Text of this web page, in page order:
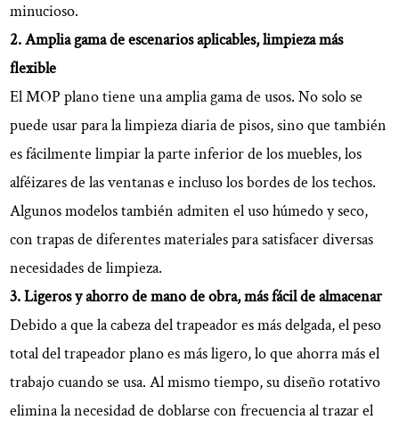
minucioso.
2. Amplia gama de escenarios aplicables, limpieza más
flexible
El MOP plano tiene una amplia gama de usos. No solo se
puede usar para la limpieza diaria de pisos, sino que también
es fácilmente limpiar la parte inferior de los muebles, los
alféizares de las ventanas e incluso los bordes de los techos.
Algunos modelos también admiten el uso húmedo y seco,
con trapas de diferentes materiales para satisfacer diversas
necesidades de limpieza.
3. Ligeros y ahorro de mano de obra, más fácil de almacenar
Debido a que la cabeza del trapeador es más delgada, el peso
total del trapeador plano es más ligero, lo que ahorra más el
trabajo cuando se usa. Al mismo tiempo, su diseño rotativo
elimina la necesidad de doblarse con frecuencia al trazar el